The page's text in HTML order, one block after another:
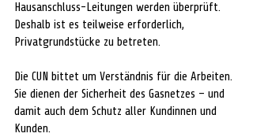
Hausanschluss-Leitungen werden überprüft.
Deshalb ist es teilweise erforderlich,
Privatgrundstücke zu betreten.
Die CUN bittet um Verständnis für die Arbeiten.
Sie dienen der Sicherheit des Gasnetzes – und
damit auch dem Schutz aller Kundinnen und
Kunden.